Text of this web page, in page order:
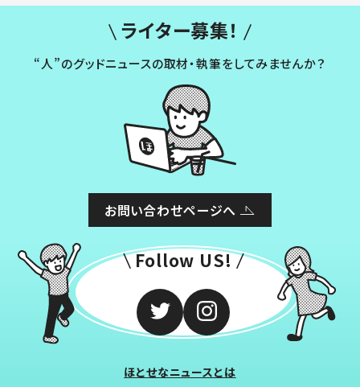
ライター募集！
“人”のグッドニュースの取材・執筆をしてみませんか？
お問い合わせページへ
Follow US!
ほとせなニュースとは